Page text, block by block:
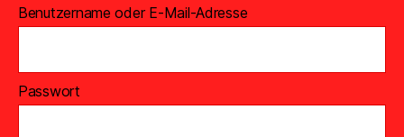
Benutzername oder E-Mail-Adresse
Passwort